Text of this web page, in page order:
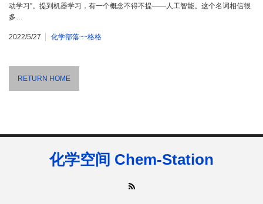
动学习”。提到机器学习，有一个概念不得不提——人工智能。这个名词相信很
多…
2022/5/27 化学部落~~格格
RETURN HOME
化学空间 Chem-Station